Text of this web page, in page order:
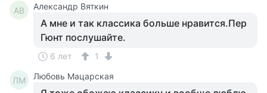
АВ Александр Вяткин
А мне и так классика больше нравится.Пер
Гюнт послушайте.
6 лет 1
ЛМ Любовь Мацарская